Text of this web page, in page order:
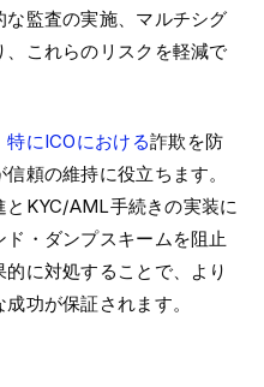
な監査の実施、マルチシグ
、これらのリスクを軽減で
特にICOにおける詐欺を防
頼の維持に役立ちます。
とKYC/AML手続きの実装に
ド・ダンプスキームを阻止
的に対処することで、より
功が保証されます。